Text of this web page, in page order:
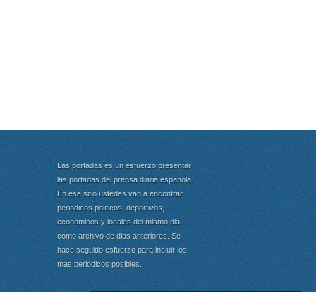
Las portadas es un esfuerzo presentar
las portadas del prensa diaria espanola.
En ese sitio ustedes van a encontrar
periodicos politicos, deportivos,
economicos y locales del mismo dia
como archivo de dias anteriores. Se
hace seguido esfuerzo para incluir los
mas periodicos posibles.